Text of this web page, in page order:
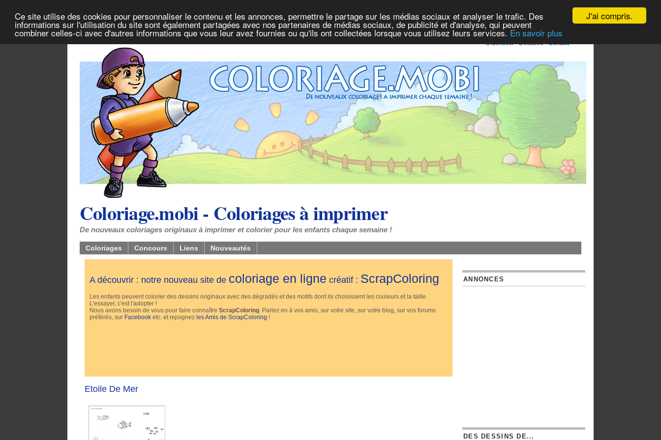
J'ai compris.
Ce site utilise des cookies pour personnaliser le contenu et les annonces, permettre le partage sur les médias sociaux et analyser le trafic. Des
informations sur l'utilisation du site sont également partagées avec nos partenaires de médias sociaux, de publicité et d'analyse, qui peuvent
combiner celles-ci avec d'autres informations que vous leur avez fournies ou qu'ils ont collectées lorsque vous utilisez leurs services. En savoir plus
S'identifier -S'inscrire -Contact
Coloriage.mobi - Coloriages à imprimer
De nouveaux coloriages originaux à imprimer et colorier pour les enfants chaque semaine !
Coloriages Concours Liens Nouveautés
A découvrir : notre nouveau site de coloriage en ligne créatif : ScrapColoring
Les enfants peuvent colorier des dessins originaux avec des dégradés et des motifs dont ils choisissent les couleurs et la taille.
L'essayer, c'est l'adopter !
Nous avons besoin de vous pour faire connaître ScrapColoring . Parlez en à vos amis, sur votre site, sur votre blog, sur vos forums
préférés, sur Facebook etc. et rejoignez les Amis de ScrapColoring !
Etoile De Mer
ANNONCES
DES DESSINS DE...